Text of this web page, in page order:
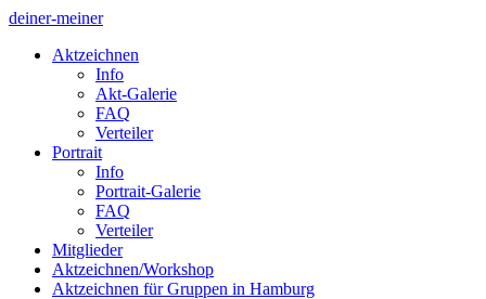
deiner-meiner
Aktzeichnen
Info
Akt-Galerie
FAQ
Verteiler
Portrait
Info
Portrait-Galerie
FAQ
Verteiler
Mitglieder
Aktzeichnen/Workshop
Aktzeichnen für Gruppen in Hamburg